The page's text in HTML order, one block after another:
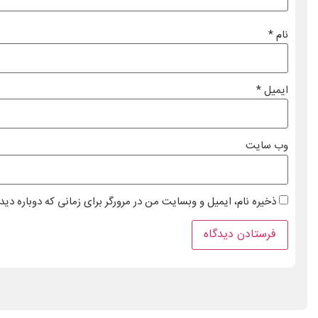
نام*
ایمیل*
وب‌ سایت
ذخیره نام، ایمیل و وبسایت من در مرورگر برای زمانی که دوباره